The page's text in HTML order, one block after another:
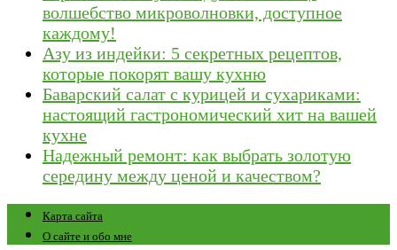
волшебство микроволновки, доступное
каждому!
Азу из индейки: 5 секретных рецептов,
которые покорят вашу кухню
Баварский салат с курицей и сухариками:
настоящий гастрономический хит на вашей
кухне
Надежный ремонт: как выбрать золотую
середину между ценой и качеством?
Карта сайта
О сайте и обо мне